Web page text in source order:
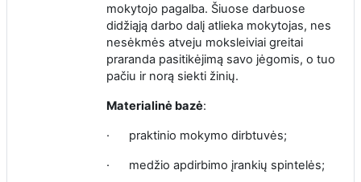
mokytojo pagalba. Šiuose darbuose
didžiąją darbo dalį atlieka mokytojas, nes
nesėkmės atveju moksleiviai greitai
praranda pasitikėjimą savo jėgomis, o tuo
pačiu ir norą siekti žinių.
Materialinė bazė:
· praktinio mokymo dirbtuvės;
· medžio apdirbimo įrankių spintelės;